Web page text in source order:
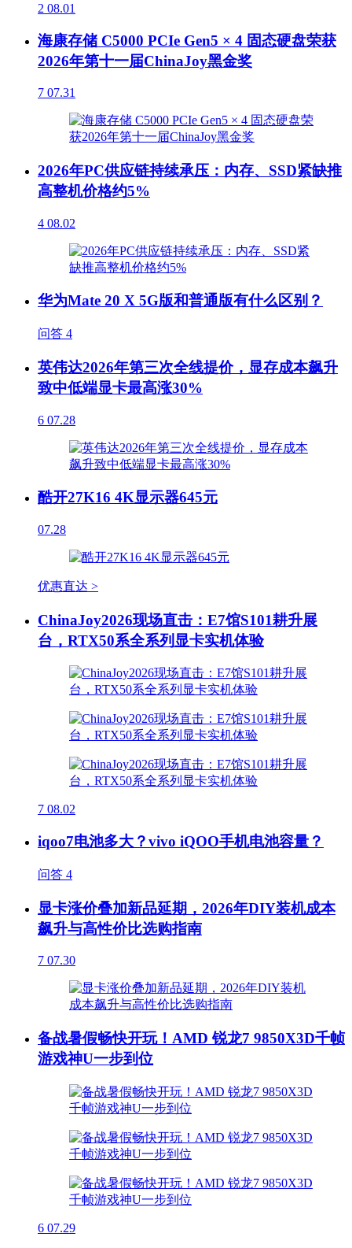
2 08.01
海康存储 C5000 PCIe Gen5 × 4 固态硬盘荣获
2026年第十一届ChinaJoy黑金奖
7 07.31
2026年PC供应链持续承压：内存、SSD紧缺推
高整机价格约5%
4 08.02
华为Mate 20 X 5G版和普通版有什么区别？
问答 4
英伟达2026年第三次全线提价，显存成本飙升
致中低端显卡最高涨30%
6 07.28
酷开27K16 4K显示器645元
07.28
优惠直达 >
ChinaJoy2026现场直击：E7馆S101耕升展
台，RTX50系全系列显卡实机体验
7 08.02
iqoo7电池多大？vivo iQOO手机电池容量？
问答 4
显卡涨价叠加新品延期，2026年DIY装机成本
飙升与高性价比选购指南
7 07.30
备战暑假畅快开玩！AMD 锐龙7 9850X3D千帧
游戏神U一步到位
6 07.29